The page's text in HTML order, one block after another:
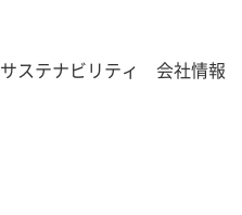
サステナビリティ 会社情報